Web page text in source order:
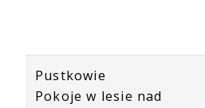
Pustkowie
Pokoje w lesie nad